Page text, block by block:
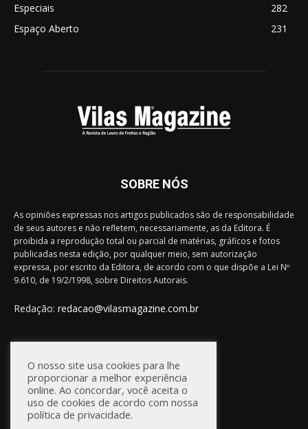
Especiais
282
Espaço Aberto
231
SOBRE NÓS
As opiniões expressas nos artigos publicados são de responsabilidade
de seus autores e não refletem, necessariamente, as da Editora. É
proibida a reprodução total ou parcial de matérias, gráficos e fotos
publicadas nesta edição, por qualquer meio, sem autorização
expressa, por escrito da Editora, de acordo com o que dispõe a Lei Nº
9.610, de 19/2/1998, sobre Direitos Autorais.
Redação: redacao@vilasmagazine.com.br
FIQUE CONECTADO
O nosso site usa cookies para lhe
proporcionar a melhor experiência
online. Ao concordar, você aceita o
uso de cookies de acordo com nossa
política de privacidade.